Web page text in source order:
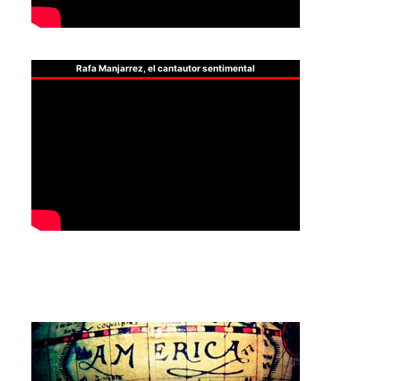
Rafa Manjarrez, el cantautor sentimental